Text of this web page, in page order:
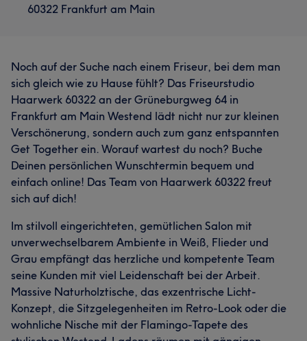
60322 Frankfurt am Main
Noch auf der Suche nach einem Friseur, bei dem man
sich gleich wie zu Hause fühlt? Das Friseurstudio
Haarwerk 60322 an der Grüneburgweg 64 in
Frankfurt am Main Westend lädt nicht nur zur kleinen
Verschönerung, sondern auch zum ganz entspannten
Get Together ein. Worauf wartest du noch? Buche
Deinen persönlichen Wunschtermin bequem und
einfach online! Das Team von Haarwerk 60322 freut
sich auf dich!
Im stilvoll eingerichteten, gemütlichen Salon mit
unverwechselbarem Ambiente in Weiß, Flieder und
Grau empfängt das herzliche und kompetente Team
seine Kunden mit viel Leidenschaft bei der Arbeit.
Massive Naturholztische, das exzentrische Licht-
Konzept, die Sitzgelegenheiten im Retro-Look oder die
wohnliche Nische mit der Flamingo-Tapete des